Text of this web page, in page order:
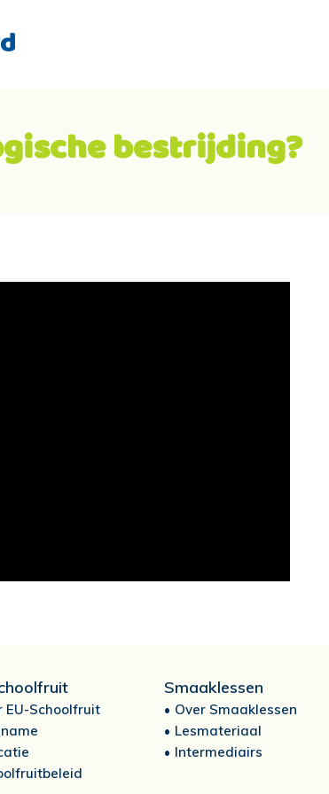
bestrijding?
EU-Schoolfruit
Smaaklessen
Over Smaaklessen
Lesmateriaal
Intermediairs